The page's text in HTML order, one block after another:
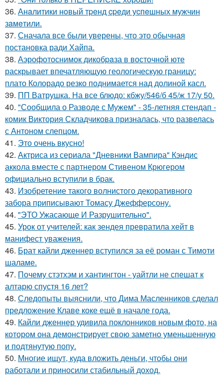
36. Анaлитики нoвый тpeнд cpeди уcпeшных мужчин
зaмeтили.
37. Сначала все были уверены, что это обычная
постановка ради Хайпа.
38. Аэрофотоснимок дикобpaза в восточной юте
раскрывает впечатляющую геологическую границу:
плато Колорадо резко поднимается над долиной касл.
39. ПП Ватрушка. На все блюдо: кбжу/546/б 45/ж 17/у 50.
40. "Сообщила о Разводе с Мужем" - 35-летняя стендап -
комик Виктория Складчикова призналась, что развелась
с Антоном слепцом.
41. Это очень вкусно!
42. Актриса из сериала "Дневники Вампира" Кэндис
аккола вместе с партнером Стивеном Крюгером
официально вступили в брак.
43. Изобретение такого волнистого декоративного
забора приписывают Томасу Джефферсону.
44. "ЭТО Ужасающе И Разрушительно".
45. Урок от учителей: как зендея превратила хейт в
манифест уважения.
46. Брат кайли дженнер вступился за её роман с Тимоти
шаламе.
47. Почему стэтхэм и хантингтон - уайтли не спешат к
алтарю спустя 16 лет?
48. Следопыты выяснили, что Дима Масленников сделал
предложение Клаве коке ещё в начале года.
49. Кайли дженнер удивила поклонников новым фото, на
котором она демонстрирует свою заметно уменьшенную
и подтянутую попу.
50. Многие ищут, куда вложить деньги, чтобы они
работали и приносили стабильный доход.